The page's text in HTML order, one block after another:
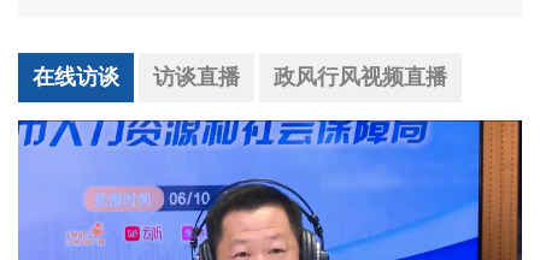
在线访谈 访谈直播 政风行风视频直播